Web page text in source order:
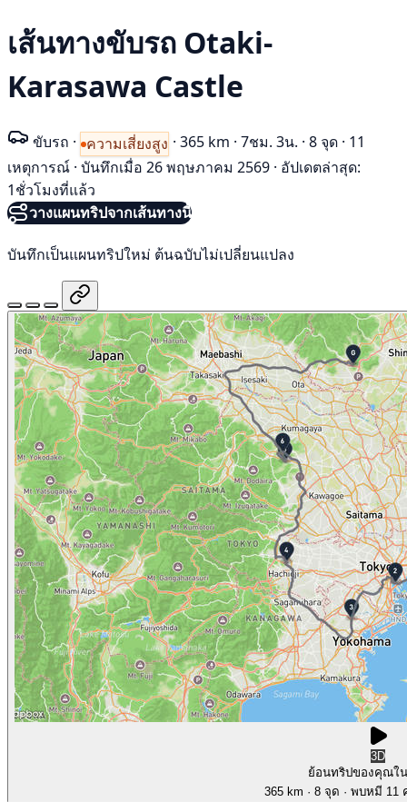
เส้นทางขับรถ Otaki-
Karasawa Castle
ขับรถ · ความเสี่ยงสูง · 365 km · 7ชม. 3น. · 8 จุด · 11
เหตุการณ์ · บันทึกเมื่อ 26 พฤษภาคม 2569 · อัปเดตล่าสุด:
1ชั่วโมงที่แล้ว
วางแผนทริปจากเส้นทางนี้
บันทึกเป็นแผนทริปใหม่ ต้นฉบับไม่เปลี่ยนแปลง
3D
ย้อนทริปของคุณใ
365 km · 8 จุด · พบหมี 11